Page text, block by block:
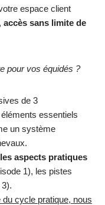
espace client
accès sans limite de
pour vos équidés ?
de 3
essentiels
un système
les aspects pratiques
1), les pistes
cycle pratique, nous